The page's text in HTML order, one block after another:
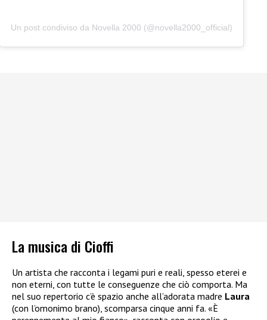
Un post condiviso da Novella 2000 (@novella2000_official)
La musica di Cioffi
Un artista che racconta i legami puri e reali, spesso eterei e
non eterni, con tutte le conseguenze che ciò comporta. Ma
nel suo repertorio c’è spazio anche all’adorata madre Laura
(con l’omonimo brano), scomparsa cinque anni fa. «È